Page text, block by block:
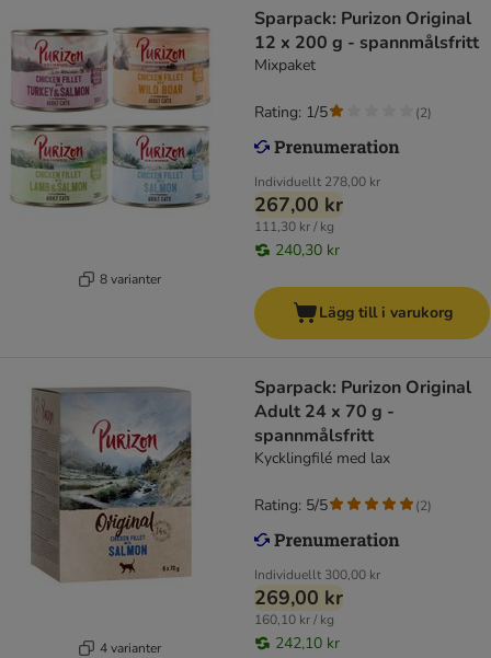
8 varianter
Sparpack: Purizon Original
12 x 200 g - spannmålsfritt
Mixpaket
Individuellt 278,00 kr
267,00 kr
111,30 kr / kg
240,30 kr
Rating: 1/5 (2)
Lägg till i varukorg
4 varianter
Sparpack: Purizon Original
Adult 24 x 70 g -
spannmålsfritt
Kycklingfilé med lax
Individuellt 300,00 kr
269,00 kr
160,10 kr / kg
242,10 kr
Rating: 5/5 (2)